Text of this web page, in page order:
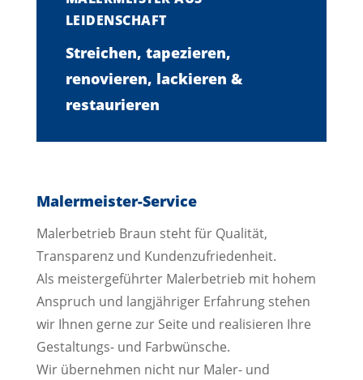
LEIDENSCHAFT
Streichen, tapezieren,
renovieren, lackieren &
restaurieren
Malermeister-Service
Malerbetrieb Braun steht für Qualität,
Transparenz und Kundenzufriedenheit.
Als meistergeführter Malerbetrieb mit hohem
Anspruch und langjähriger Erfahrung stehen
wir Ihnen gerne zur Seite und realisieren Ihre
Gestaltungs- und Farbwünsche.
Wir übernehmen nicht nur Maler- und